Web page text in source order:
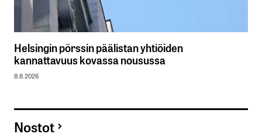
Helsingin pörssin päälistan yhtiöiden
kannattavuus kovassa nousussa
8.8.2026
Nostot